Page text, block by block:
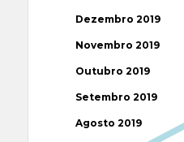
Dezembro 2019
Novembro 2019
Outubro 2019
Setembro 2019
Agosto 2019